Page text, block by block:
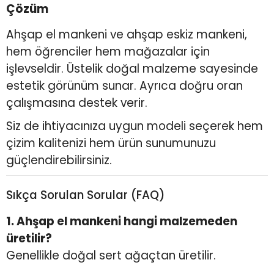
Çözüm
Ahşap el mankeni ve ahşap eskiz mankeni,
hem öğrenciler hem mağazalar için
işlevseldir. Üstelik doğal malzeme sayesinde
estetik görünüm sunar. Ayrıca doğru oran
çalışmasına destek verir.
Siz de ihtiyacınıza uygun modeli seçerek hem
çizim kalitenizi hem ürün sunumunuzu
güçlendirebilirsiniz.
Sıkça Sorulan Sorular (FAQ)
1. Ahşap el mankeni hangi malzemeden
üretilir?
Genellikle doğal sert ağaçtan üretilir.